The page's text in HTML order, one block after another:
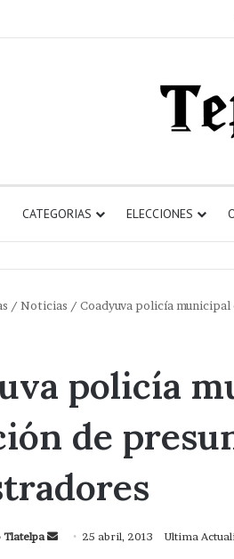
CATEGORIAS ELECCIONES
/ Noticias / Coadyuva policía
policía
de
Send 25 abril, 2013 Ultima